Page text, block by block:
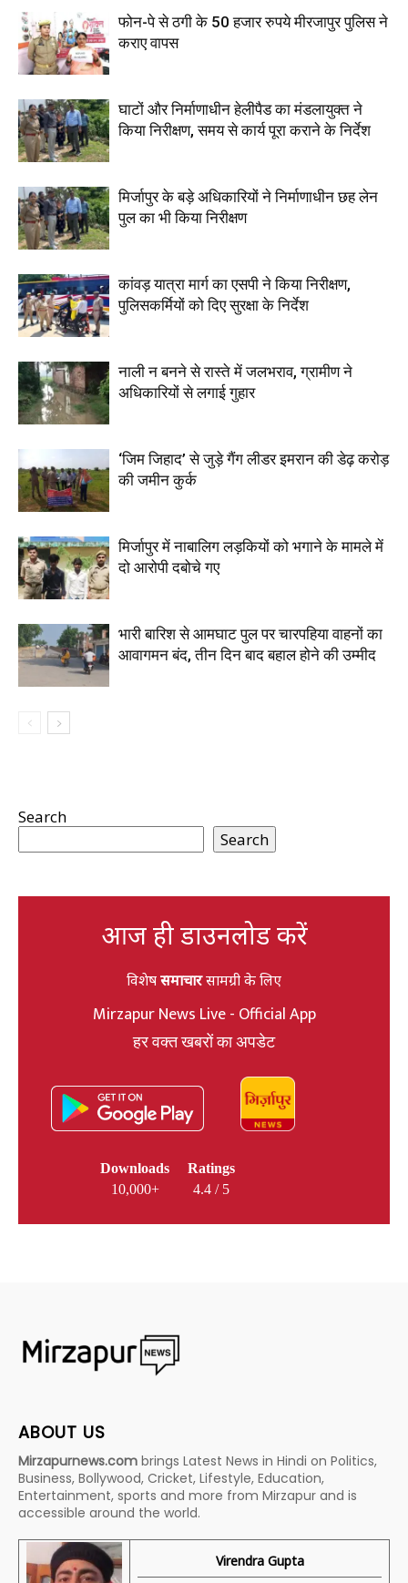
फोन-पे से ठगी के 50 हजार रुपये मीरजापुर पुलिस ने
कराए वापस
घाटों और निर्माणाधीन हेलीपैड का मंडलायुक्त ने
किया निरीक्षण, समय से कार्य पूरा कराने के निर्देश
मिर्जापुर के बड़े अधिकारियों ने निर्माणाधीन छह लेन
पुल का भी किया निरीक्षण
कांवड़ यात्रा मार्ग का एसपी ने किया निरीक्षण,
पुलिसकर्मियों को दिए सुरक्षा के निर्देश
नाली न बनने से रास्ते में जलभराव, ग्रामीण ने
अधिकारियों से लगाई गुहार
‘जिम जिहाद’ से जुड़े गैंग लीडर इमरान की डेढ़ करोड़
की जमीन कुर्क
मिर्जापुर में नाबालिग लड़कियों को भगाने के मामले में
दो आरोपी दबोचे गए
भारी बारिश से आमघाट पुल पर चारपहिया वाहनों का
आवागमन बंद, तीन दिन बाद बहाल होने की उम्मीद
Search
Search
आज ही डाउनलोड करें
विशेषसमाचारसामग्री के लिए
Mirzapur News Live - Official App
हर वक्त खबरों का अपडेट
Downloads
10,000+
Ratings
4.4 / 5
ABOUT US
Mirzapurnews.com brings Latest News in Hindi on Politics,
Business, Bollywood, Cricket, Lifestyle, Education,
Entertainment, sports and more from Mirzapur and is
accessible around the world.
Virendra Gupta